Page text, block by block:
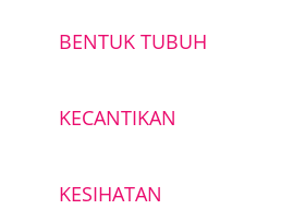
BENTUK TUBUH
KECANTIKAN
KESIHATAN